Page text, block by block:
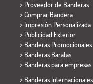
> Proveedor de Banderas
> Comprar Bandera
> Impresión Personalizada
> Publicidad Exterior
> Banderas Promocionales
> Banderas Baratas
> Banderas para empresas
> Banderas Internacionales